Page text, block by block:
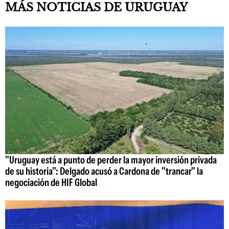
MÁS NOTICIAS DE URUGUAY
"Uruguay está a punto de perder la mayor inversión privada
de su historia": Delgado acusó a Cardona de "trancar" la
negociación de HIF Global